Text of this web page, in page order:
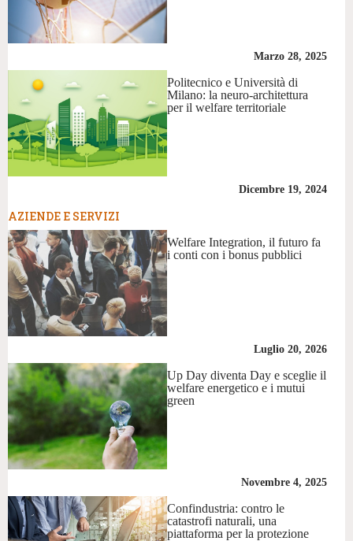
Marzo 28, 2025
Politecnico e Università di
Milano: la neuro-architettura
per il welfare territoriale
Dicembre 19, 2024
AZIENDE E SERVIZI
Welfare Integration, il futuro fa
i conti con i bonus pubblici
Luglio 20, 2026
Up Day diventa Day e sceglie il
welfare energetico e i mutui
green
Novembre 4, 2025
Confindustria: contro le
catastrofi naturali, una
piattaforma per la protezione